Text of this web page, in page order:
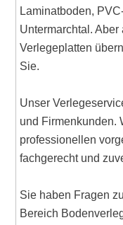
Laminatboden,
Untermarchtal.
Verlegeplatten
Sie.
Unser
und Firmenkunden.
professionellen
fachgerecht und
Sie haben Fragen
Bereich